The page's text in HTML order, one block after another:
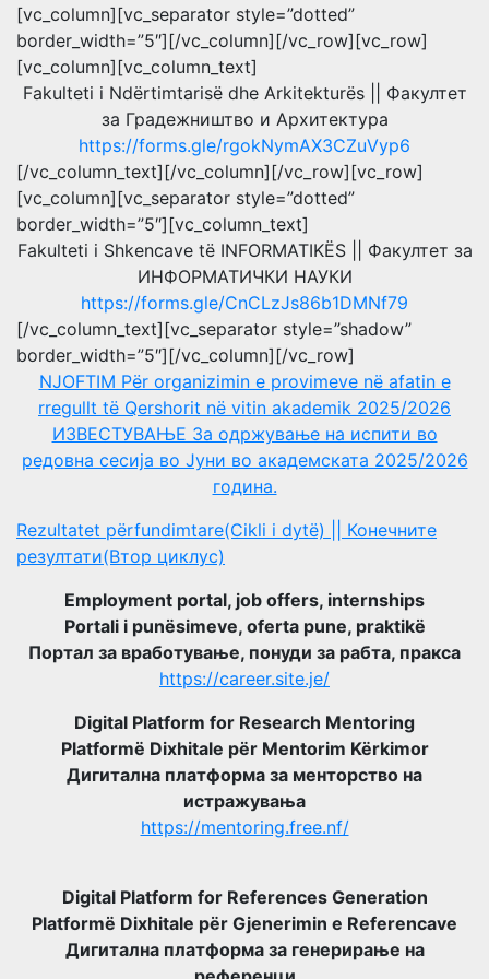
[vc_column][vc_separator style=”dotted”
border_width=”5″][/vc_column][/vc_row][vc_row]
[vc_column][vc_column_text]
Fakulteti i Ndërtimtarisë dhe Arkitekturës || Факултет
за Градежништво и Архитектура
https://forms.gle/rgokNymAX3CZuVyp6
[/vc_column_text][/vc_column][/vc_row][vc_row]
[vc_column][vc_separator style=”dotted”
border_width=”5″][vc_column_text]
Fakulteti i Shkencave të INFORMATIKËS || Факултет за
ИНФОРМАТИЧКИ НАУКИ
https://forms.gle/CnCLzJs86b1DMNf79
[/vc_column_text][vc_separator style=”shadow”
border_width=”5″][/vc_column][/vc_row]
NJOFTIM Për organizimin e provimeve në afatin e
rregullt të Qershorit në vitin akademik 2025/2026
ИЗВЕСТУВАЊЕ За одржување на испити во
редовна сесија во Јуни во академската 2025/2026
година.
Rezultatet përfundimtare(Cikli i dytë) || Конечните
резултати(Втор циклус)
Employment portal, job offers, internships
Portali i punësimeve, oferta pune, praktikë
Портал за вработување, понуди за рабта, пракса
https://career.site.je/
Digital Platform for Research Mentoring
Platformë Dixhitale për Mentorim Kërkimor
Дигитална платформа за менторство на
истражувања
https://mentoring.free.nf/
Digital Platform for References Generation
Platformë Dixhitale për Gjenerimin e Referencave
Дигитална платформа за генерирање на